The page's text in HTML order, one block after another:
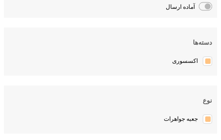
آماده ارسال
دسته‌ها
اکسسوری
نوع
جعبه جواهرات